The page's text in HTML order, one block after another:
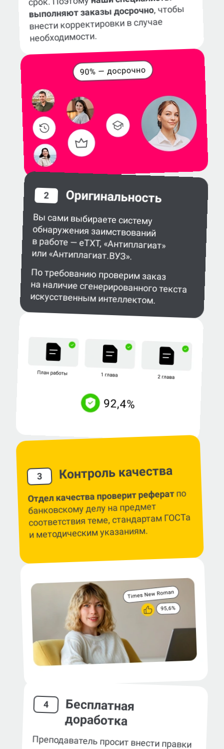
выполняют заказы досрочно, чтобы
внести корректировки в случае
необходимости.
2 Оригинальность
Вы сами выбираете систему
обнаружения заимствований
в работе — eTXT, «Антиплагиат»
или «Антиплагиат.ВУЗ».
По требованию проверим заказ
на наличие сгенерированного текста
искусственным интеллектом.
3 Контроль качества
Отдел качества проверит рефератпо
банковскому делу на предмет
соответствия теме, стандартам ГОСТа
и методическим указаниям.
4 Бесплатная
доработка
Преподаватель просит внести правки
в консультацию по реферату по